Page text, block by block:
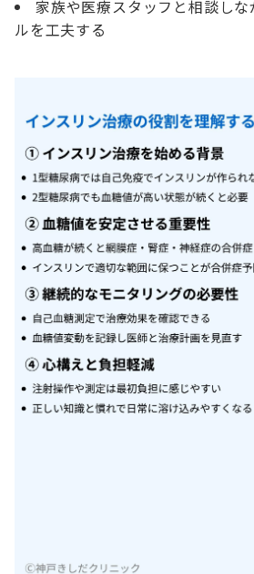
家族や医療スタッフと相談し
ルを工夫する